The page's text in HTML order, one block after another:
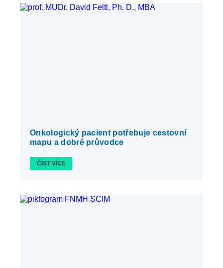
Onkologický pacient potřebuje cestovní
mapu a dobré průvodce
ČÍST VÍCE